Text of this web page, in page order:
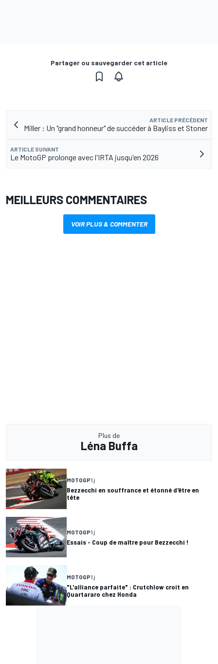
Partager ou sauvegarder cet article
ARTICLE PRÉCÉDENT
Miller : Un "grand honneur" de succéder à Bayliss et Stoner
ARTICLE SUIVANT
Le MotoGP prolonge avec l'IRTA jusqu'en 2026
MEILLEURS COMMENTAIRES
VOIR PLUS & COMMENTER
Plus de
Léna Buffa
MOTOGP1 j
Bezzecchi en souffrance et étonné d'être en
tête
MOTOGP1 j
Essais - Coup de maître pour Bezzecchi !
MOTOGP1 j
"L'alliance parfaite" : Crutchlow croit en
Quartararo chez Honda